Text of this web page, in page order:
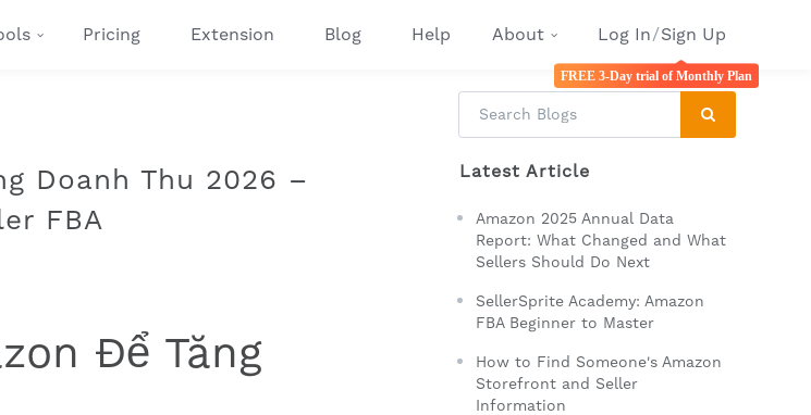
Pricing Extension Blog Help About Log In/Sign Up
FREE 3-Day trial of Monthly Plan
Doanh Thu 2026 –
FBA
Để Tăng
Latest Article
Amazon 2025 Annual Data
Report: What Changed and What
Sellers Should Do Next
SellerSprite Academy: Amazon
FBA Beginner to Master
How to Find Someone's Amazon
Storefront and Seller
Information